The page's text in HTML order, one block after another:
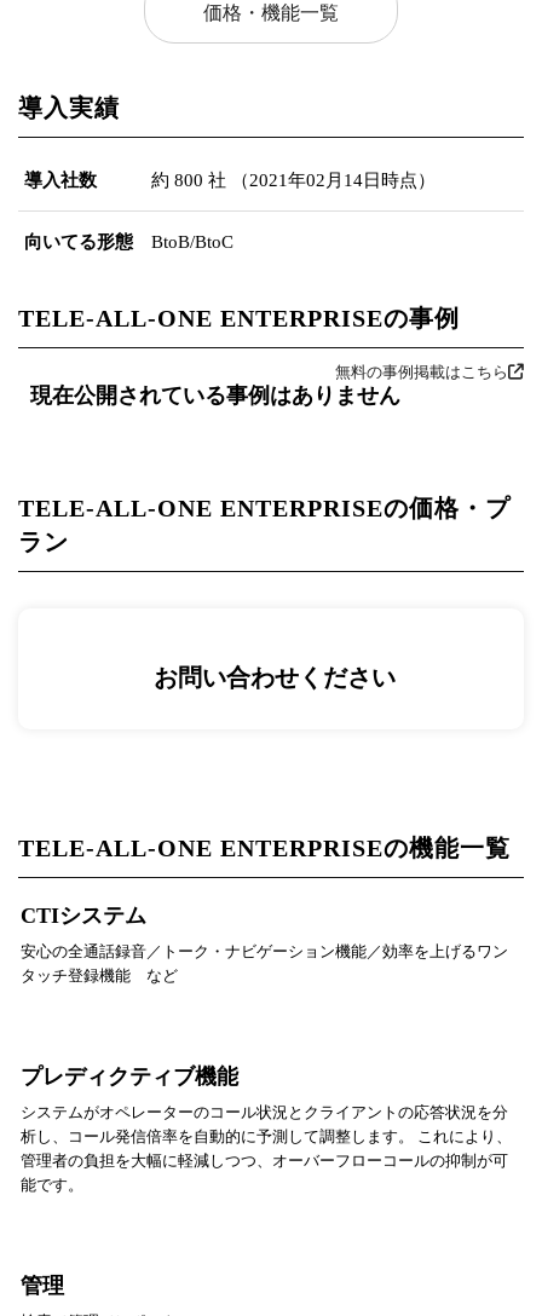
価格・機能一覧
導入実績
導入社数 約 800 社 （2021年02月14日時点）
向いてる形態 BtoB/BtoC
TELE-ALL-ONE ENTERPRISEの事例
無料の事例掲載はこちら
現在公開されている事例はありません
TELE-ALL-ONE ENTERPRISEの価格・プ
ラン
お問い合わせください
TELE-ALL-ONE ENTERPRISEの機能一覧
CTIシステム
安心の全通話録音／トーク・ナビゲーション機能／効率を上げるワン
タッチ登録機能 など
プレディクティブ機能
システムがオペレーターのコール状況とクライアントの応答状況を分
析し、コール発信倍率を自動的に予測して調整します。 これにより、
管理者の負担を大幅に軽減しつつ、オーバーフローコールの抑制が可
能です。
管理